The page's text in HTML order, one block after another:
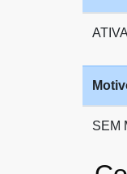
ATIVA
SEM